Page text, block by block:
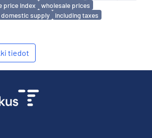
price index
wholesale prices
supply
including taxes
tiedot